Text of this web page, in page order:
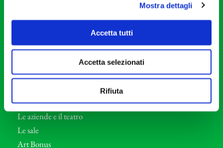
Mostra dettagli
Accetta tutti
Accetta selezionati
Rifiuta
Orchestra I Pomeriggi Musicali
Direttore Artistico
Professori d’Orchestra
Eventi Corporate
Le aziende e il teatro
Le sale
Art Bonus